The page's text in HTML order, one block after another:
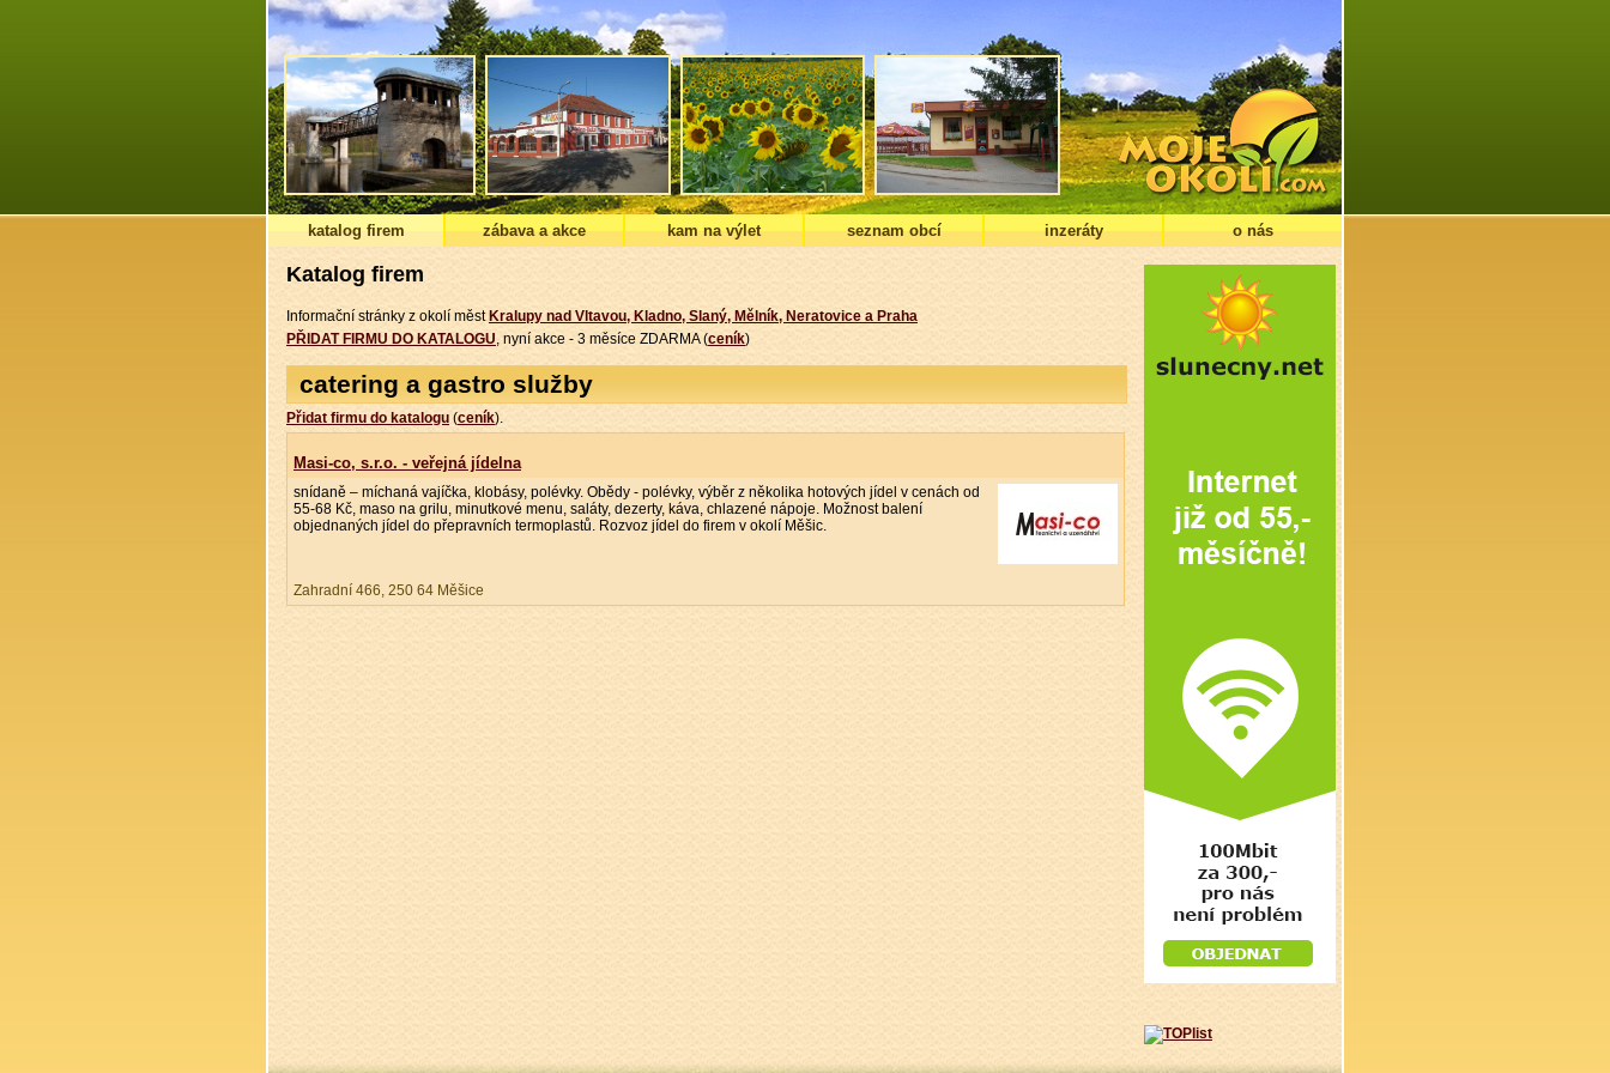
katalog firem zábava a akce kam na výlet seznam obcí inzeráty o nás
Katalog firem
Informační stránky z okolí měst Kralupy nad Vltavou, Kladno, Slaný, Mělník, Neratovice a Praha
PŘIDAT FIRMU DO KATALOGU, nyní akce - 3 měsíce ZDARMA (ceník)
catering a gastro služby
Přidat firmu do katalogu (ceník).
Masi-co, s.r.o. - veřejná jídelna
snídaně – míchaná vajíčka, klobásy, polévky. Obědy - polévky, výběr z několika hotových jídel v cenách od
55-68 Kč, maso na grilu, minutkové menu, saláty, dezerty, káva, chlazené nápoje. Možnost balení
objednaných jídel do přepravních termoplastů. Rozvoz jídel do firem v okolí Měšic.
Zahradní 466, 250 64 Měšice